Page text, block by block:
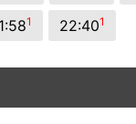
1 22:401